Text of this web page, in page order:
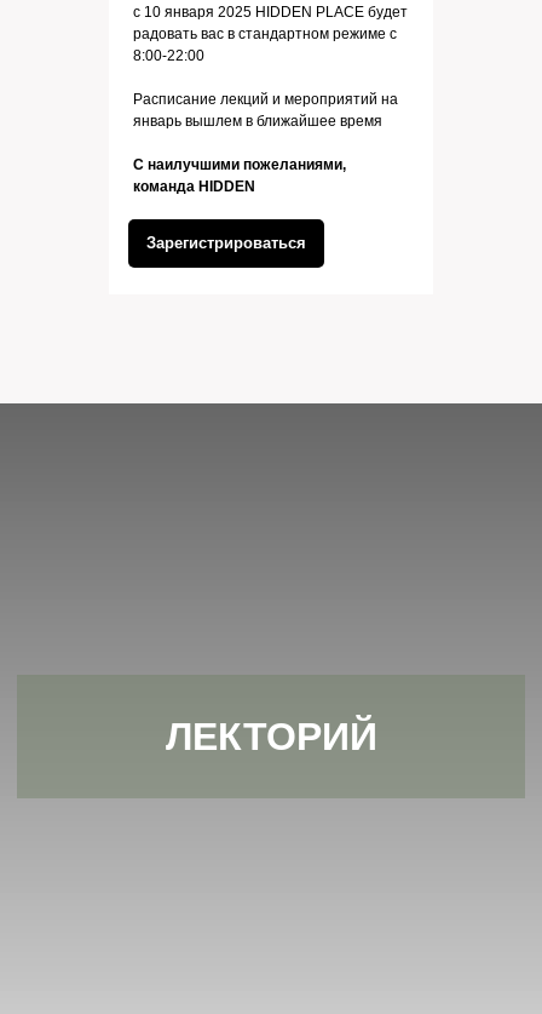
с 10 января 2025 HIDDEN PLACE будет
радовать вас в стандартном режиме с
8:00-22:00
Расписание лекций и мероприятий на
январь вышлем в ближайшее время
С наилучшими пожеланиями,
команда HIDDEN
Зарегистрироваться
ЛЕКТОРИЙ